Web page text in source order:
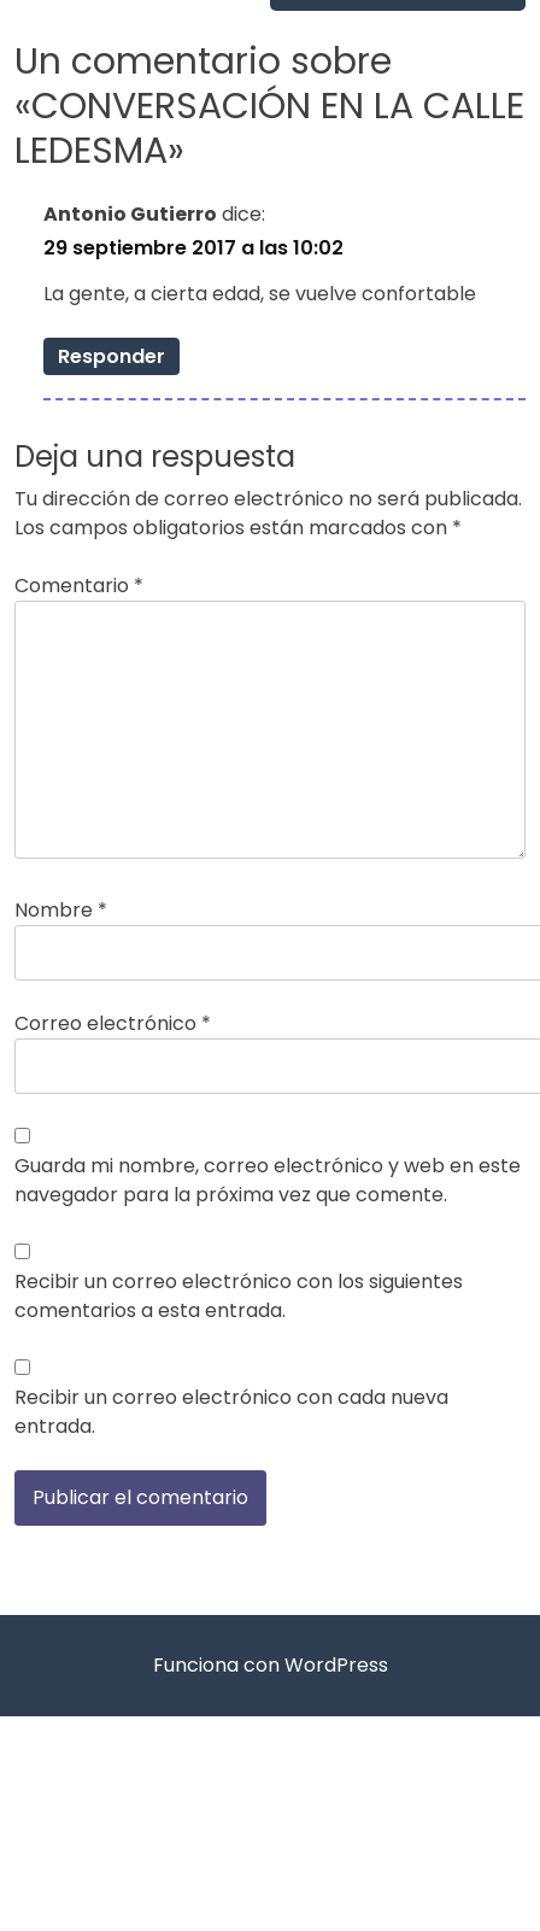
Un comentario sobre
«CONVERSACIÓN EN LA CALLE
LEDESMA»
Antonio Gutierro dice:
29 septiembre 2017 a las 10:02
La gente, a cierta edad, se vuelve confortable
Responder
Deja una respuesta
Tu dirección de correo electrónico no será publicada.
Los campos obligatorios están marcados con *
Comentario *
Nombre *
Correo electrónico *
Guarda mi nombre, correo electrónico y web en este
navegador para la próxima vez que comente.
Recibir un correo electrónico con los siguientes
comentarios a esta entrada.
Recibir un correo electrónico con cada nueva
entrada.
Funciona con WordPress